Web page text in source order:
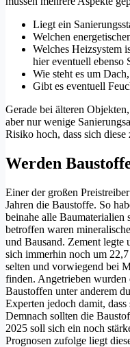
Liegt ein
Welchen
Welches Heizsystem
hier eventuell ebenso
Wie steht es um
Gibt es eventuell
Gerade bei älteren
aber nur wenige
Risiko hoch, dass sich
Werden
Einer der großen
Jahren die Baustoffe. So
beinahe alle Baumaterialien
betroffen waren
und Bausand. Zement legte
sich immerhin noch um
selten und vorwiegend bei
finden. Angetrieben
Baustoffen unter anderem
Experten jedoch damit,
Demnach sollten die
2025 soll sich ein noch
Prognosen zufolge liegt